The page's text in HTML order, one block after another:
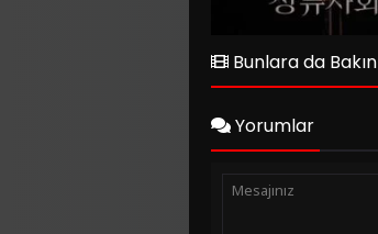
Bunlara da Bakın
Yorumlar